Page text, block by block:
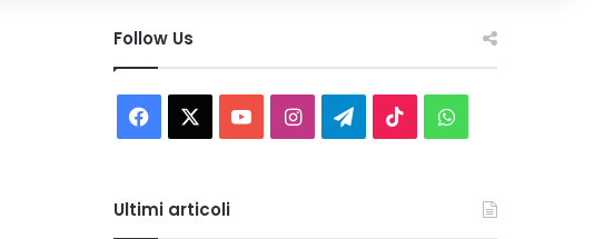
Follow Us
Facebook You InstagramTelegram
TikTokWhatsApp
Ultimi articoli